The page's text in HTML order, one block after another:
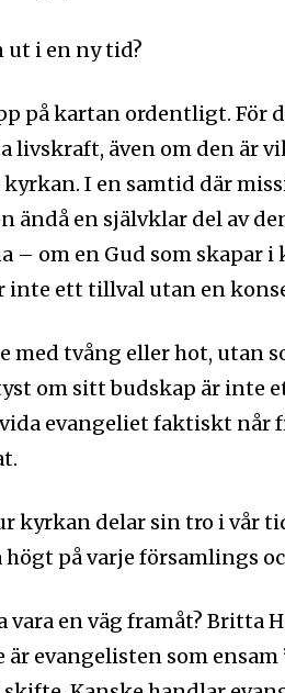
nyhetsbrev
på det
dig inte, vi respekterar din
till din inkorg.
ut i en ny tid?
på kartan ordentligt. För
livskraft, även om den är
I en samtid där
ändå en självklar del av
– om en Gud som skapar
ett tillval utan en
med tvång eller hot, utan
om sitt budskap är inte
evangeliet faktiskt når
kyrkan delar sin tro i vår
på varje församlings
vara en väg framåt? Britta
evangelisten som ensam